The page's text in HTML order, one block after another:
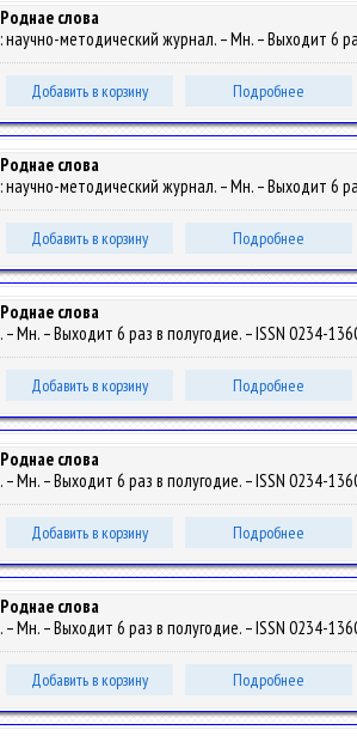
Роднае слова
: научно-методический журнал. – Мн. – Выходит 6
Добавить в корзину Подробнее
Роднае слова
: научно-методический журнал. – Мн. – Выходит 6
Добавить в корзину Подробнее
Роднае слова
. – Мн. – Выходит 6 раз в полугодие. – ISSN 0234-
Добавить в корзину Подробнее
Роднае слова
. – Мн. – Выходит 6 раз в полугодие. – ISSN 0234-
Добавить в корзину Подробнее
Роднае слова
. – Мн. – Выходит 6 раз в полугодие. – ISSN 0234-
Добавить в корзину Подробнее